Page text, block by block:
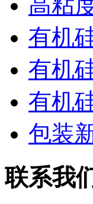
有机
有机
有机
包装
联系我